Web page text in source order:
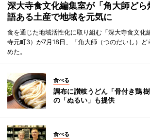
深大寺食文化編集室が「角大師ど
語ある土産で地域を元気に
食を通じた地域活性化に取り組む「深大寺食文化
寺元町3）が7月18日、「角大師（つのだいし）
めた。
食べる
調布に讃岐うどん「骨付き鶏
の「ぬるい」も提供
食べる